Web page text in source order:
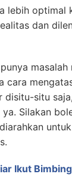
lebih optimal
dan
masalah
cara
disitu-situ
ya. Silakan
Ikut